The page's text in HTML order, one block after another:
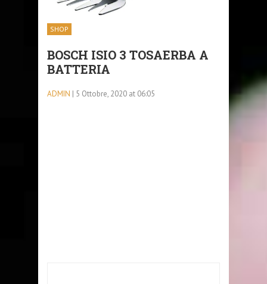
SHOP
BOSCH ISIO 3 TOSAERBA A
BATTERIA
ADMIN | 5 Ottobre, 2020 at 06:05